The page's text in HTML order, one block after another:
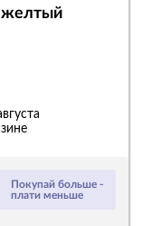
Покупай больше -
плати меньше
желтый